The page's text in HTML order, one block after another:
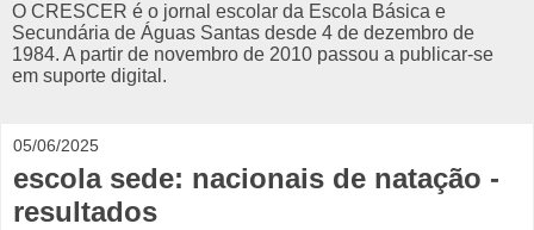
O CRESCER é o jornal escolar da Escola Básica e
Secundária de Águas Santas desde 4 de dezembro de
1984. A partir de novembro de 2010 passou a publicar-se
em suporte digital.
05/06/2025
escola sede: nacionais de natação -
resultados